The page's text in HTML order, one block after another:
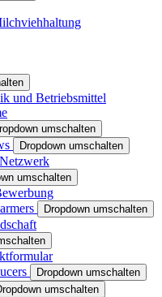
und Betriebsmittel
umschalten
Dropdown umschalten
umschalten
Dropdown umschalten
Dropdown umschalten
umschalten